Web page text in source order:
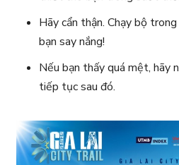
Hãy cẩn thận. Chạy bộ
bạn say nắng!
Nếu bạn thấy quá mệt, hãy
tiếp tục sau đó.